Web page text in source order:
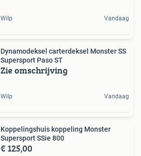
Wilp Vandaag
Dynamodeksel carterdeksel Monster SS
Supersport Paso ST
Zie omschrijving
Wilp Vandaag
Koppelingshuis koppeling Monster
Supersport SSie 800
€ 125,00